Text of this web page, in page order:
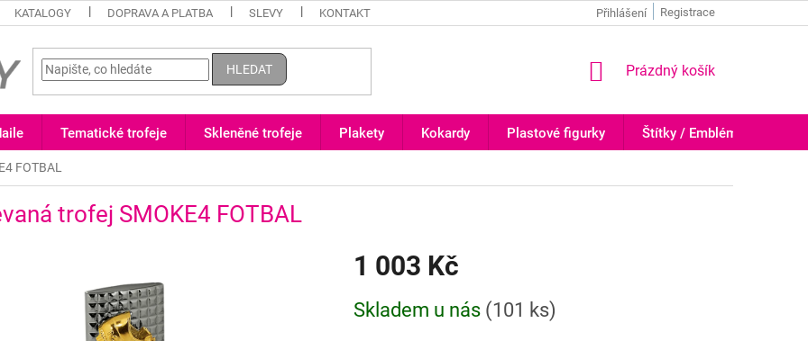
KATALOGY DOPRAVA A PLATBA SLEVY KONTAKT Registrace
Přihlášení
HLEDAT
NÁKUPNÍ
Prázdný košík
Tematické trofeje Skleněné trofeje Plakety Kokardy Plastové figurky Štítky / Emblémy
FOTBAL
trofej SMOKE4 FOTBAL
1 003 Kč
cena:
Skladem u nás (101 ks)